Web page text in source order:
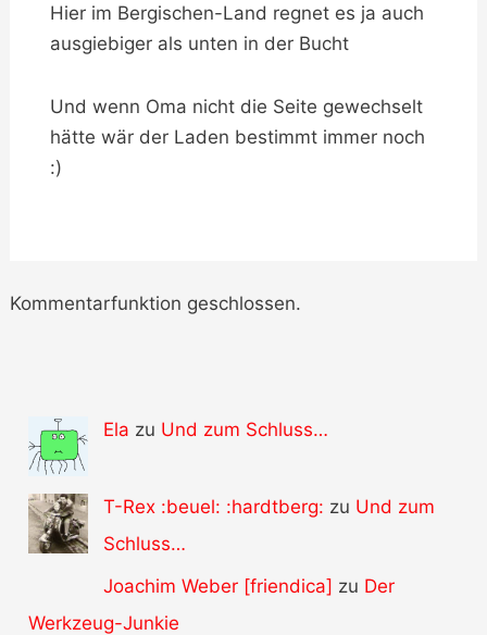
Hier im Bergischen-Land regnet es ja auch
ausgiebiger als unten in der Bucht
Und wenn Oma nicht die Seite gewechselt
hätte wär der Laden bestimmt immer noch
:)
Kommentarfunktion geschlossen.
Ela zu Und zum Schluss…
T-Rex :beuel: :hardtberg: zu Und zum
Schluss…
Joachim Weber [friendica] zu Der
Werkzeug-Junkie